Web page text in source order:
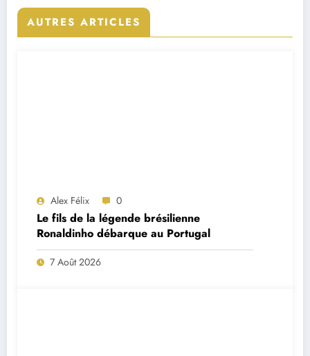
AUTRES ARTICLES
Alex Félix 0
Le fils de la légende brésilienne
Ronaldinho débarque au Portugal
7 Août 2026